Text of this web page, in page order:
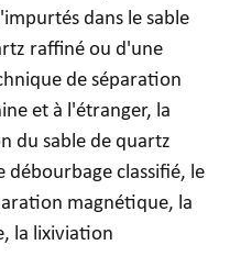
dans le sable
raffiné ou d'une
de séparation
et à l'étranger, la
du sable de quartz
débourbage classifié, le
magnétique, la
la lixiviation